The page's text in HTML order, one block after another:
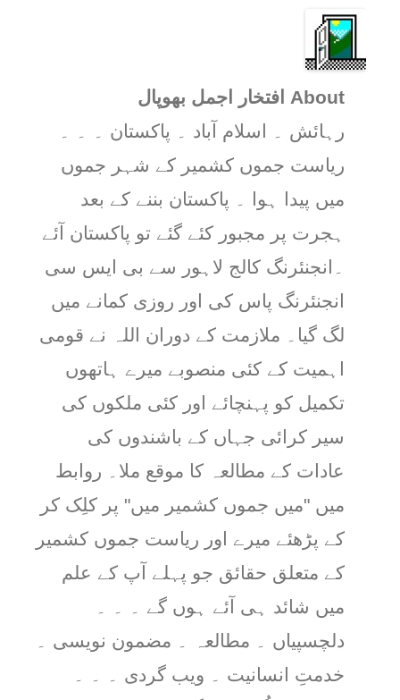
About افتخار اجمل بھوپال
رہائش ۔ اسلام آباد ۔ پاکستان ۔ ۔ ۔
ریاست جموں کشمیر کے شہر جموں
میں پیدا ہوا ۔ پاکستان بننے کے بعد
ہجرت پر مجبور کئے گئے تو پاکستان آئے
۔انجنئرنگ کالج لاہور سے بی ایس سی
انجنئرنگ پاس کی اور روزی کمانے میں
لگ گیا۔ ملازمت کے دوران اللہ نے قومی
اہمیت کے کئی منصوبے میرے ہاتھوں
تکمیل کو پہنچائے اور کئی ملکوں کی
سیر کرائی جہاں کے باشندوں کی
عادات کے مطالعہ کا موقع ملا۔ روابط
میں "میں جموں کشمیر میں" پر کلِک کر
کے پڑھئے میرے اور ریاست جموں کشمیر
کے متعلق حقائق جو پہلے آپ کے علم
میں شائد ہی آئے ہوں گے ۔ ۔ ۔
دلچسپیاں ۔ مطالعہ ۔ مضمون نویسی ۔
خدمتِ انسانیت ۔ ویب گردی ۔ ۔ ۔